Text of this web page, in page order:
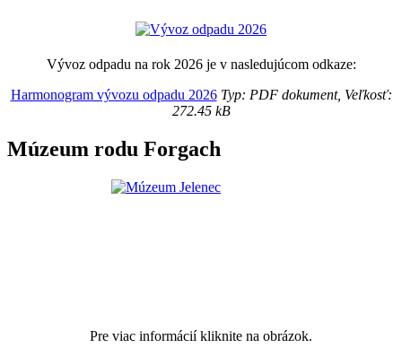
Vývoz odpadu na rok 2026 je v nasledujúcom odkaze:
Harmonogram vývozu odpadu 2026Typ: PDF dokument, Veľkosť:
272.45 kB
Múzeum rodu Forgach
Pre viac informácií kliknite na obrázok.